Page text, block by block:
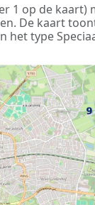
1 op de kaart)
De kaart
het type